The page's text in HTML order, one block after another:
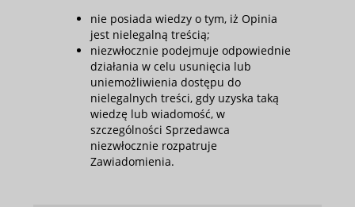
nie posiada wiedzy o tym, iż Opinia
jest nielegalną treścią;
niezwłocznie podejmuje odpowiednie
działania w celu usunięcia lub
uniemożliwienia dostępu do
nielegalnych treści, gdy uzyska taką
wiedzę lub wiadomość, w
szczególności Sprzedawca
niezwłocznie rozpatruje
Zawiadomienia.